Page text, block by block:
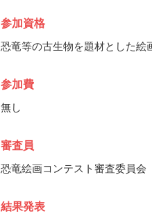
参加資格
恐竜等の古生物を題材とした絵
参加費
無し
審査員
恐竜絵画コンテスト審査委員会
結果発表